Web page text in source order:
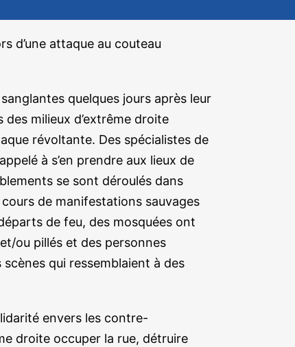
d’une attaque au couteau
quelques jours après leur
milieux d’extrême droite
révoltante. Des spécialistes de
à s’en prendre aux lieux de
se sont déroulés dans
de manifestations sauvages
de feu, des mosquées ont
ou pillés et des personnes
qui ressemblaient à des
envers les contre-
droite occuper la rue, détruire